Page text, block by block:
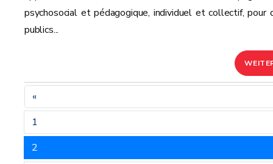
psychosocial et pédagogique, individuel et collectif, pour
publics...
«
1
2